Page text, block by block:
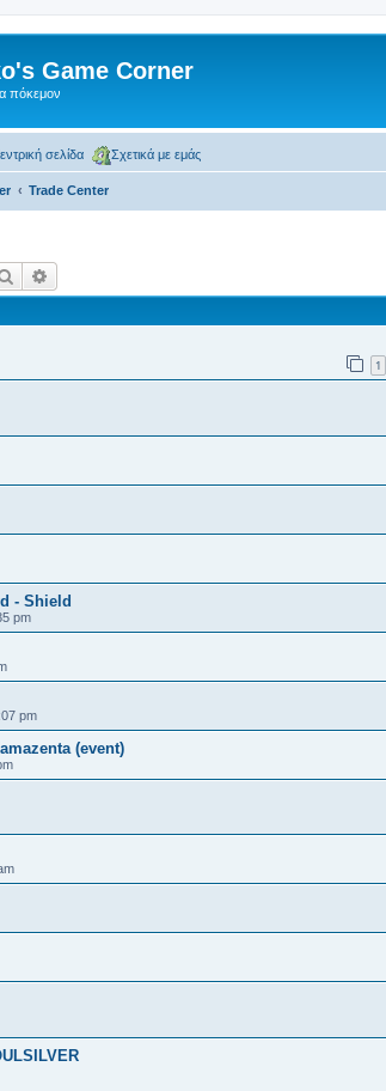
Game Corner
πόκεμον
σελίδα Σχετικά με εμάς
Trade Center
Αναζήτηση
1
- Shield
pm
pm
(event)